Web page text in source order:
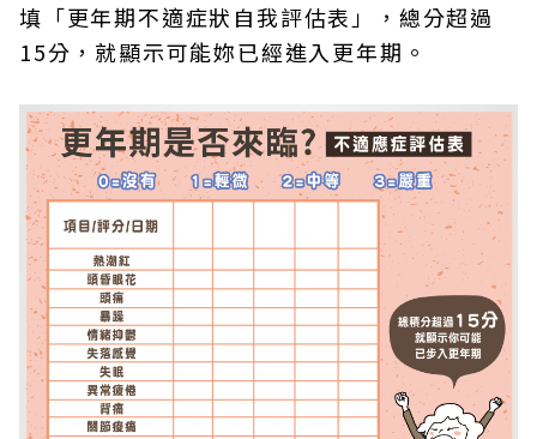
填「更年期不適症狀自我評估表」，總分超過
15分，就顯示可能妳已經進入更年期。